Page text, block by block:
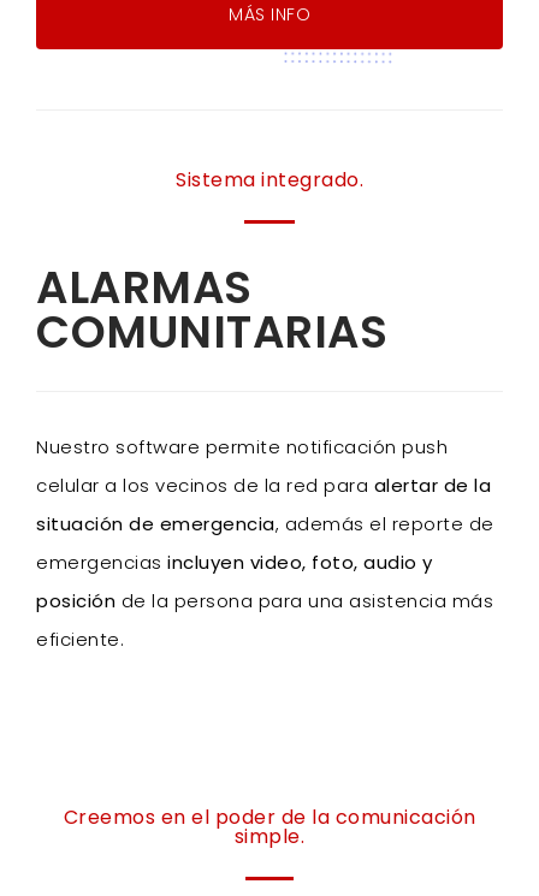
MÁS INFO
Sistema integrado.
ALARMAS
COMUNITARIAS
Nuestro software permite notificación push
celular a los vecinos de la red para alertar de la
situación de emergencia, además el reporte de
emergencias incluyen video, foto, audio y
posición de la persona para una asistencia más
eficiente.
Creemos en el poder de la comunicación
simple.